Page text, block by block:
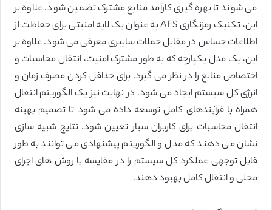
می شوند تا بهره گیری کارآمد منابع مشترک تضمین شود. علاوه بر
این، تکنیک رمزنگاری AES به عنوان یک لایه امنیتی برای حفاظت از
اطلاعات حساس در مقابل حملات سایبری معرفی می شود. علاوه بر
این، یک مدل یکپارچه که به طور مشترک امنیت، انتقال محاسبات و
اختصاص منابع را در نظر می گیرد، برای حداقل کردن مصرف زمان و
انرژی کل سیستم ایجاد می شود. در نهایت نیز یک الگوریتم انتقال
همراه با فرآیندهای کامل توسعه داده می شود تا تصمیم بهینه
انتقال محاسبات برای کاربران سیار تعیین شود. نتایج شبیه سازی
نشان می دهند که مدل و الگوریتم پیشنهادی می توانند به طور
قابل توجهی عملکرد کل سیستم را در مقایسه با روش های اجرای
محلی و انتقال کامل بهبود دهند.